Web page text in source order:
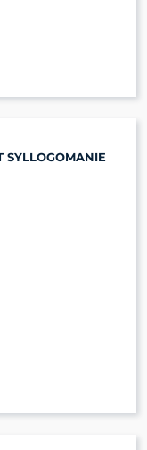
SYLLOGOMANIE